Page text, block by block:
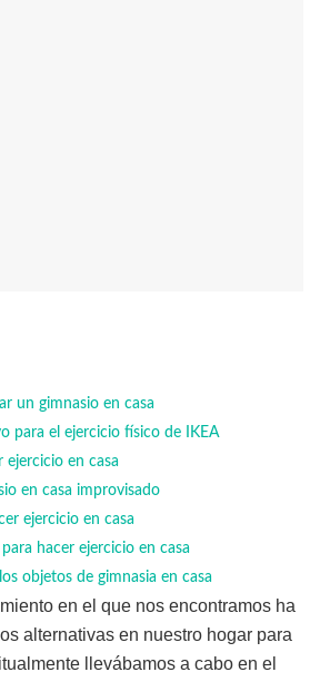
un gimnasio en casa
para el ejercicio físico de IKEA
ejercicio en casa
en casa improvisado
ejercicio en casa
hacer ejercicio en casa
objetos de gimnasia en casa
en el que nos encontramos ha
alternativas en nuestro hogar para
llevábamos a cabo en el